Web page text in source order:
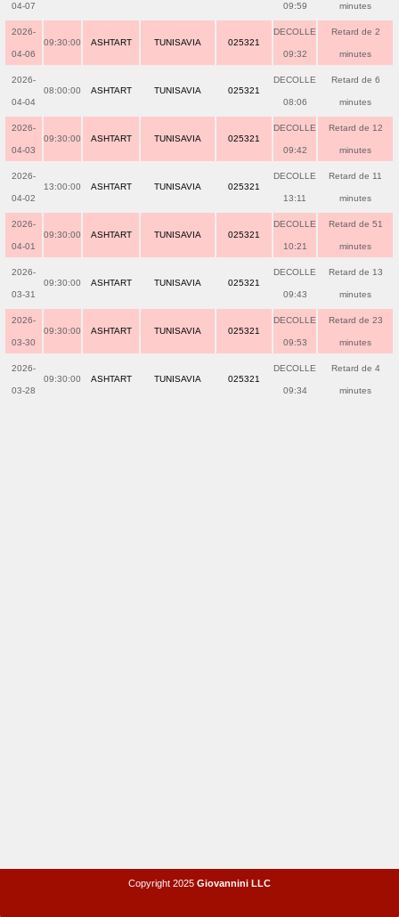
04-07 09:59 minutes
2026-
04-06
09:30:00 ASHTART TUNISAVIA 025321
DECOLLE
09:32
Retard de 2
minutes
2026-
04-04
08:00:00 ASHTART TUNISAVIA 025321
DECOLLE
08:06
Retard de 6
minutes
2026-
04-03
09:30:00 ASHTART TUNISAVIA 025321
DECOLLE
09:42
Retard de 12
minutes
2026-
04-02
13:00:00 ASHTART TUNISAVIA 025321
DECOLLE
13:11
Retard de 11
minutes
2026-
04-01
09:30:00 ASHTART TUNISAVIA 025321
DECOLLE
10:21
Retard de 51
minutes
2026-
03-31
09:30:00 ASHTART TUNISAVIA 025321
DECOLLE
09:43
Retard de 13
minutes
2026-
03-30
09:30:00 ASHTART TUNISAVIA 025321
DECOLLE
09:53
Retard de 23
minutes
2026-
03-28
09:30:00 ASHTART TUNISAVIA 025321
DECOLLE
09:34
Retard de 4
minutes
Copyright 2025 Giovannini LLC